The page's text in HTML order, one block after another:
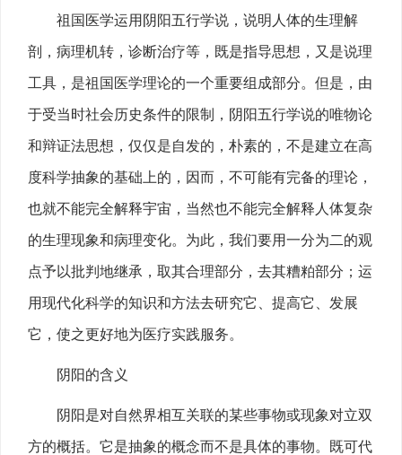
祖国医学运用阴阳五行学说，说明人体的生理解
剖，病理机转，诊断治疗等，既是指导思想，又是说理
工具，是祖国医学理论的一个重要组成部分。但是，由
于受当时社会历史条件的限制，阴阳五行学说的唯物论
和辩证法思想，仅仅是自发的，朴素的，不是建立在高
度科学抽象的基础上的，因而，不可能有完备的理论，
也就不能完全解释宇宙，当然也不能完全解释人体复杂
的生理现象和病理变化。为此，我们要用一分为二的观
点予以批判地继承，取其合理部分，去其糟粕部分；运
用现代化科学的知识和方法去研究它、提高它、发展
它，使之更好地为医疗实践服务。
阴阳的含义
阴阳是对自然界相互关联的某些事物或现象对立双
方的概括。它是抽象的概念而不是具体的事物。既可代